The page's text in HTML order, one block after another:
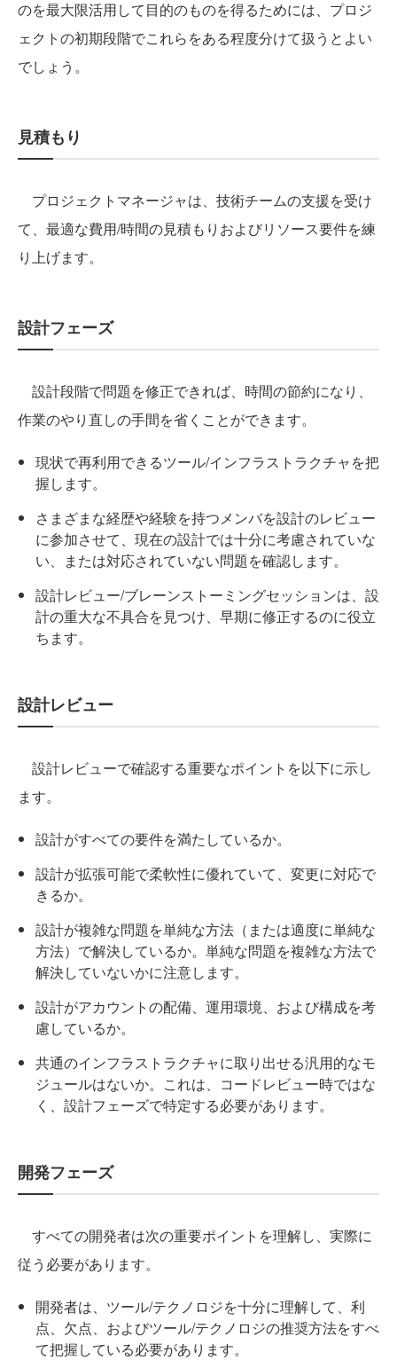
のを最大限活用して目的のものを得るためには、プロジ
ェクトの初期段階でこれらをある程度分けて扱うとよい
でしょう。
見積もり
プロジェクトマネージャは、技術チームの支援を受け
て、最適な費用/時間の見積もりおよびリソース要件を練
り上げます。
設計フェーズ
設計段階で問題を修正できれば、時間の節約になり、
作業のやり直しの手間を省くことができます。
現状で再利用できるツール/インフラストラクチャを把
握します。
さまざまな経歴や経験を持つメンバを設計のレビュー
に参加させて、現在の設計では十分に考慮されていな
い、または対応されていない問題を確認します。
設計レビュー/ブレーンストーミングセッションは、設
計の重大な不具合を見つけ、早期に修正するのに役立
ちます。
設計レビュー
設計レビューで確認する重要なポイントを以下に示し
ます。
設計がすべての要件を満たしているか。
設計が拡張可能で柔軟性に優れていて、変更に対応で
きるか。
設計が複雑な問題を単純な方法（または適度に単純な
方法）で解決しているか。単純な問題を複雑な方法で
解決していないかに注意します。
設計がアカウントの配備、運用環境、および構成を考
慮しているか。
共通のインフラストラクチャに取り出せる汎用的なモ
ジュールはないか。これは、コードレビュー時ではな
く、設計フェーズで特定する必要があります。
開発フェーズ
すべての開発者は次の重要ポイントを理解し、実際に
従う必要があります。
開発者は、ツール/テクノロジを十分に理解して、利
点、欠点、およびツール/テクノロジの推奨方法をすべ
て把握している必要があります。